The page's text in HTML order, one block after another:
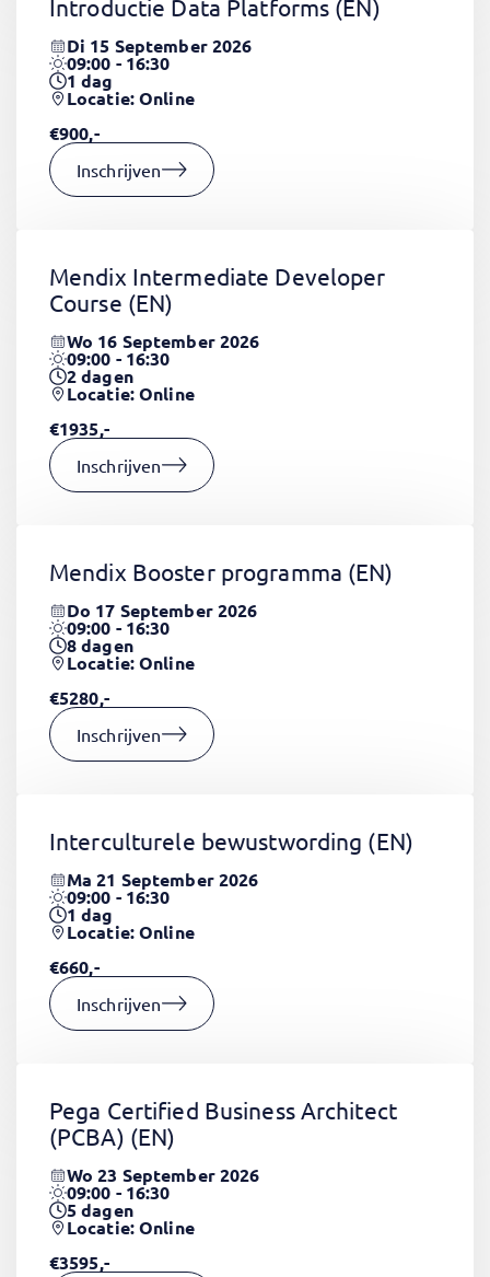
Introductie Data Platforms (EN)
Di 15 September 2026
09:00 - 16:30
1dag
Locatie: Online
€900,-
Inschrijven
Mendix Intermediate Developer
Course (EN)
Wo 16 September 2026
09:00 - 16:30
2dagen
Locatie: Online
€1935,-
Inschrijven
Mendix Booster programma (EN)
Do 17 September 2026
09:00 - 16:30
8dagen
Locatie: Online
€5280,-
Inschrijven
Interculturele bewustwording (EN)
Ma 21 September 2026
09:00 - 16:30
1dag
Locatie: Online
€660,-
Inschrijven
Pega Certified Business Architect
(PCBA) (EN)
Wo 23 September 2026
09:00 - 16:30
5dagen
Locatie: Online
€3595,-